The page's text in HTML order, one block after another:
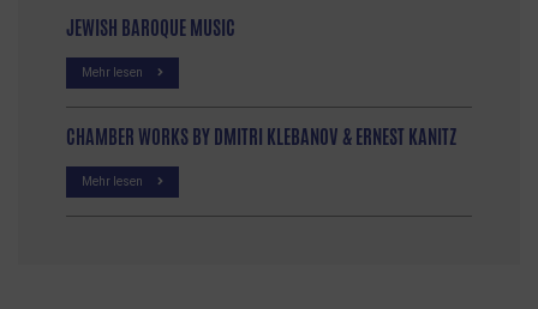
JEWISH BAROQUE MUSIC
Mehr lesen
CHAMBER WORKS BY DMITRI KLEBANOV & ERNEST KANITZ
Mehr lesen